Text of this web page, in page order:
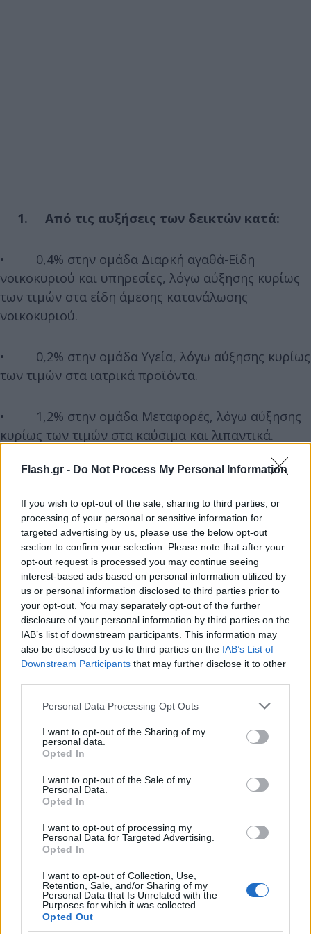
Flash.gr - Do Not Process My Personal Information
If you wish to opt-out of the sale, sharing to third parties, or
processing of your personal or sensitive information for
targeted advertising by us, please use the below opt-out
section to confirm your selection. Please note that after your
opt-out request is processed you may continue seeing
interest-based ads based on personal information utilized by
us or personal information disclosed to third parties prior to
your opt-out. You may separately opt-out of the further
disclosure of your personal information by third parties on the
IAB’s list of downstream participants. This information may
also be disclosed by us to third parties on the IAB’s List of
Downstream Participants that may further disclose it to other
Please note that this website/app uses one or more Google
not limited to your visit or usage behaviour. You may click to
grant or deny consent to Google and its third-party tags to
use your data for below specified purposes in below Google
consent section.
Personal Data Processing Opt Outs
I want to opt-out of the Sharing of my
personal data.
Opted In
I want to opt-out of the Sale of my
Personal Data.
Opted In
I want to opt-out of processing my
Personal Data for Targeted Advertising.
Opted In
I want to opt-out of Collection, Use,
Retention, Sale, and/or Sharing of my
Personal Data that Is Unrelated with the
Purposes for which it was collected.
Opted Out
1. Από τις αυξήσεις των δεικτών κατά:
• 0,4% στην ομάδα Διαρκή αγαθά-Είδη
νοικοκυριού και υπηρεσίες, λόγω αύξησης κυρίως
των τιμών στα είδη άμεσης κατανάλωσης
νοικοκυριού.
• 0,2% στην ομάδα Υγεία, λόγω αύξησης κυρίως
των τιμών στα ιατρικά προϊόντα.
• 1,2% στην ομάδα Μεταφορές, λόγω αύξησης
κυρίως των τιμών στα καύσιμα και λιπαντικά.
Μέρος της αύξησης αυτής αντισταθμίστηκε από τη
μείωση κυρίως των τιμών στα εισιτήρια μεταφοράς
• 0,2% στην ομάδα Ξενοδοχεία-Καφέ-
Εστιατόρια, λόγω αύξησης κυρίως των τιμών στα
εστιατόρια-ζαχαροπλαστείακαφενεία.
• 1,1% στην ομάδα Άλλα αγαθά και υπηρεσίες,
λόγω αύξησης κυρίως των τιμών στα άλλα είδη
ατομικής φροντίδας.
2. Από τις μειώσεις των δεικτών κατά:
• 0,2% στην ομάδα Διατροφή και μη
αλκοολούχα ποτά, λόγω μείωσης κυρίως των τιμών
νωπά φρούτα. Μέρος της μείωσης αυτής
αντισταθμίστηκε από την αύξηση κυρίως των
τιμών σε: γάλα νωπό πλήρες, ελαιόλαδο, νωπά
λαχανικά.
• 6,3% στην ομάδα Ένδυση και υπόδηση, λόγω
των γενικών θερινών εκπτώσεων.